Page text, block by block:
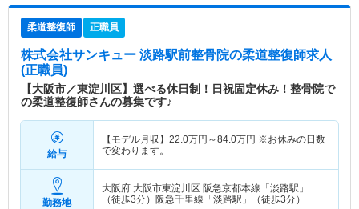
柔道整復師 正職員
株式会社サンキュー 淡路駅前整骨院の柔道整復師求人
(正職員)
【大阪市／東淀川区】選べる休日制！日祝固定休み！整骨院で
の柔道整復師さんの募集です♪
給与
【モデル月収】 22.0万円～84.0万円 ※お休みの日数
で変わります。
勤務地
大阪府 大阪市東淀川区 阪急京都本線「淡路駅」
（徒歩3分）阪急千里線「淡路駅」（徒歩3分）